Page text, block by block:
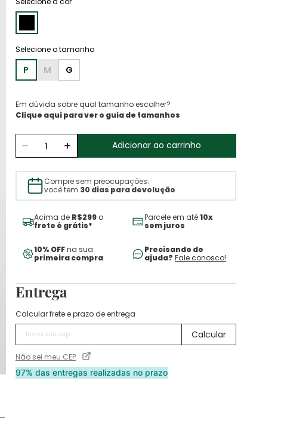
P M G
Em dúvida sobre qual tamanho escolher?
Clique aqui para ver o guia de tamanhos
Adicionar ao carrinho
Compre sem preocupações:
você tem 30 dias para devolução
Acima de R$299o
frete é grátis*
Parcele em até10x
sem juros
10% OFFna sua
primeira compra
Precisando de
ajuda? Fale conosco!
Entrega
Calcular frete e prazo de entrega
Não sei meu CEP
97% das entregas realizadas no prazo